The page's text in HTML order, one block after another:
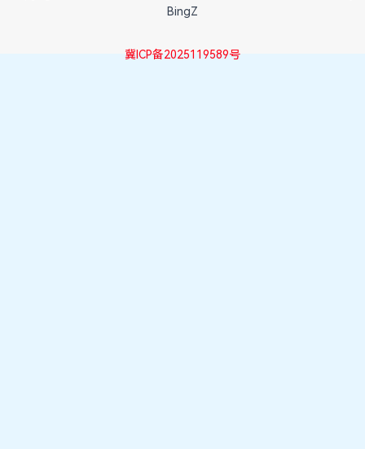
BingZ
冀ICP备2025119589号